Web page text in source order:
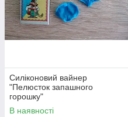
Силіконовий вайнер
"Пелюсток запашного
горошку"
В наявності